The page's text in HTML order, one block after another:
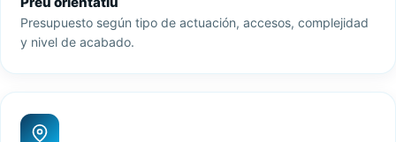
Presupuesto según tipo de actuación, accesos, complejidad
y nivel de acabado.